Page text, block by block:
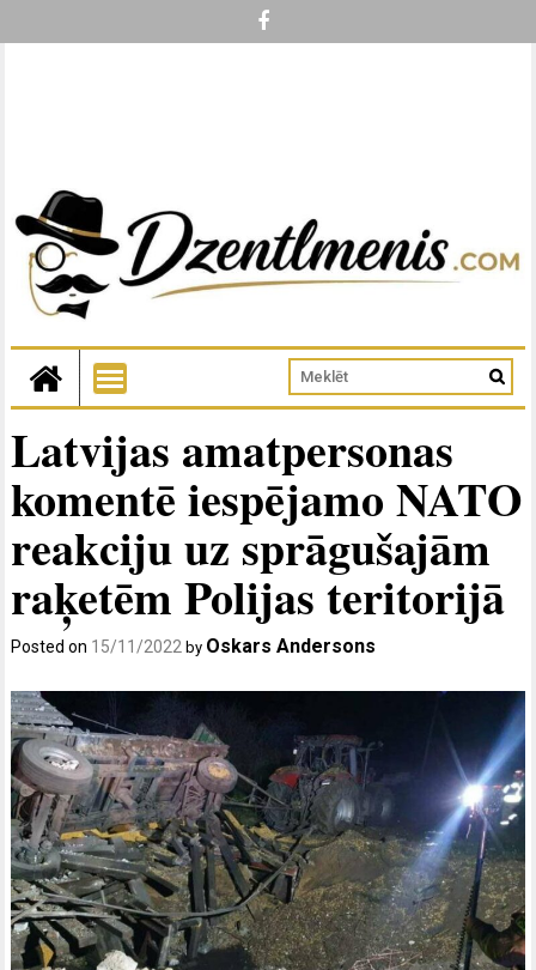
Latvijas amatpersonas
komentē iespējamo NATO
reakciju uz sprāgušajām
raķetēm Polijas teritorijā
Posted on 15/11/2022 by Oskars Andersons